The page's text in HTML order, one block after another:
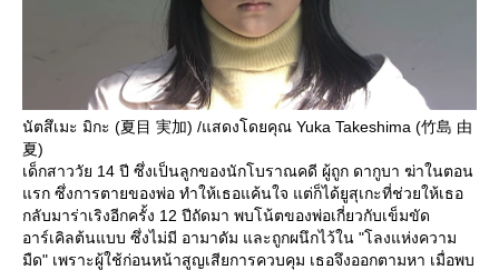
นัตสึเมะ มิกะ (夏目 実加) /แสดงโดยคุณ Yuka Takeshima (竹島 由
夏)
เด็กสาววัย 14 ปี ซึ่งเป็นลูกของนักโบราณคดี ผู้ถูก ดากูบา ฆ่าในตอน
แรก ซึ่งการตายของพ่อ ทำให้เธอแค้นใจ แต่ก็ได้ยูสุเกะที่ช่วยให้เธอ
กลับมาร่าเริงอีกครั้ง 12 ปีถัดมา พบโน้ตของพ่อเกี่ยวกับเข็มขัด
อาร์เคิลต้นแบบ ซึ่งไม่มี อามาดัม และถูกผนึกไว้ใน "โลงแห่งความ
มืด" เพราะผู้ใช้ก่อนหน้าสูญเสียการควบคุม เธอจึงออกตามหา เมื่อพบ